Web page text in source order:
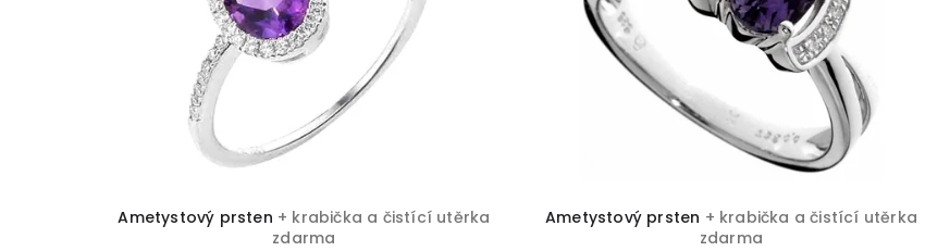
Ametystový prsten + krabička a čistící utěrka
zdarma
Ametystový prsten + krabička a čistící utěrka
zdarma